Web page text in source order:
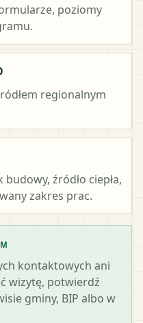
poziomy
regionalnym
źródło ciepła,
zakres prac.
kontaktowych ani
wizytę, potwierdź
gminy, BIP albo w